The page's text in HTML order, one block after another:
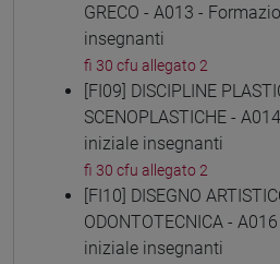
GRECO - A013 -
insegnanti
fi 30 cfu allegato 2
[FI09] DISCIPLINE
SCENOPLASTICHE -
iniziale insegnanti
fi 30 cfu allegato 2
[FI10] DISEGNO
ODONTOTECNICA -
iniziale insegnanti